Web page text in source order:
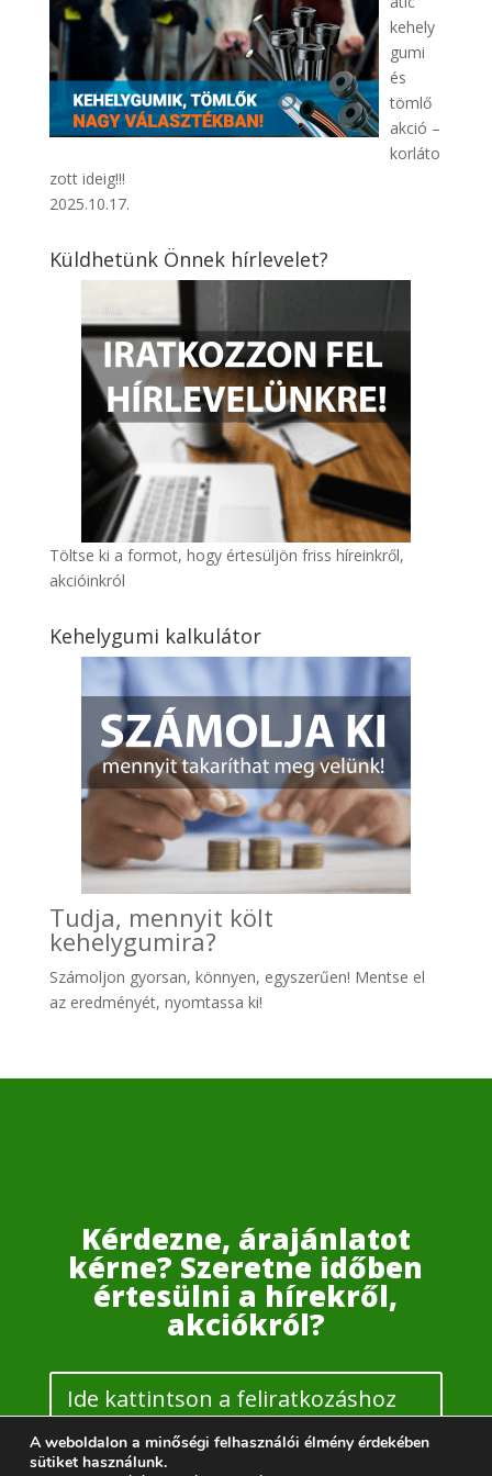
kehely
gumi
és
tömlő
akció –
korláto
zott ideig!!!
2025.10.17.
Küldhetünk Önnek hírlevelet?
Töltse ki a formot, hogy értesüljön friss híreinkről,
akcióinkról
Kehelygumi kalkulátor
Tudja, mennyit költ
kehelygumira?
Számoljon gyorsan, könnyen, egyszerűen! Mentse el
az eredményét, nyomtassa ki!
Kérdezne, árajánlatot
kérne? Szeretne időben
értesülni a hírekről,
akciókról?
Ide kattintson a feliratkozáshoz
vagy ajánlakéréshez
A weboldalon a minőségi felhasználói élmény érdekében
sütiket használunk.